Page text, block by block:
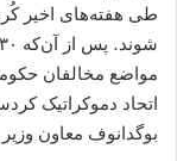
طی هفته‌های اخیر
مواضع مخالفان
اتحاد دموکراتیک
بوگدانوف معاون